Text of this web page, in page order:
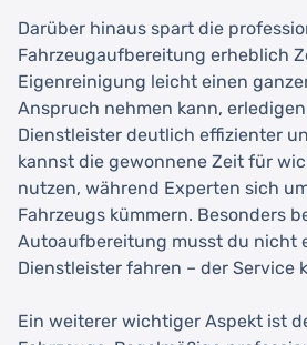
Darüber hinaus spart die
Fahrzeugaufbereitung erheblich
Eigenreinigung leicht einen
Anspruch nehmen kann,
Dienstleister deutlich effizienter
kannst die gewonnene Zeit für
nutzen, während Experten sich
Fahrzeugs kümmern. Besonders
Autoaufbereitung musst du nicht
Dienstleister fahren – der Service
Ein weiterer wichtiger Aspekt ist